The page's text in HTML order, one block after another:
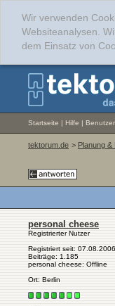
Wir verwenden
Websiteanalysen.
dem Einsatz von
Startseite | Hilfe |
tektorum.de > Planung &
personal cheese
Registrierter Nutzer
Registriert seit: 07.08.2006
Beiträge: 1.185
personal cheese: Offline
Ort: Berlin